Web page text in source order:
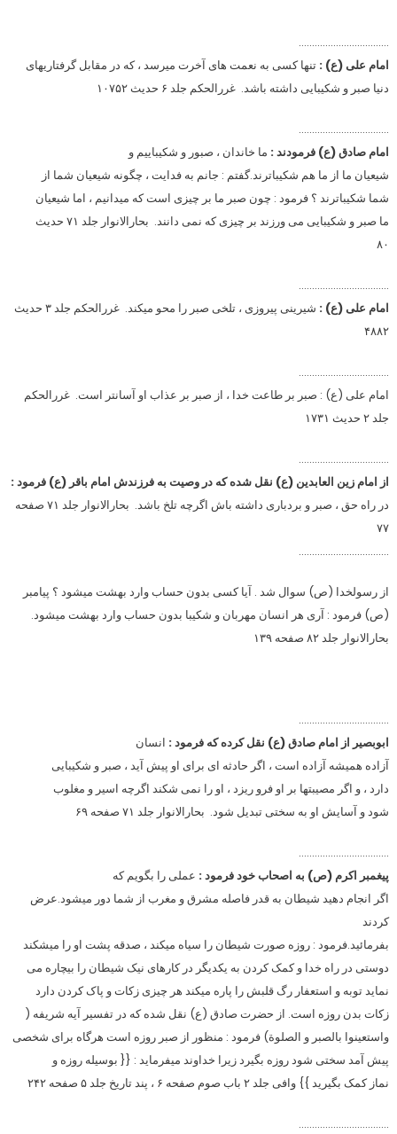
…………………………….
امام علی (ع) : تنها کسی به نعمت های آخرت میرسد ، که در مقابل گرفتاریهای
دنیا صبر و شکیبایی داشته باشد. غررالحکم جلد ۶ حدیث ۱۰۷۵۲
…………………………….
امام صادق (ع) فرمودند : ما خاندان ، صبور و شکیباییم و
شیعیان ما از ما هم شکیباترند.گفتم : جانم به فدایت ، چگونه شیعیان شما از
شما شکیباترند ؟ فرمود : چون صبر ما بر چیزی است که میدانیم ، اما شیعیان
ما صبر و شکیبایی می ورزند بر چیزی که نمی دانند. بحارالانوار جلد ۷۱ حدیث
۸۰
…………………………….
امام علی (ع) :
شیرینی پیروزی ، تلخی صبر را محو میکند. غررالحکم جلد ۳ حدیث
۴۸۸۲
…………………………….
امام علی (ع) : صبر بر طاعت خدا ، از صبر بر عذاب او آسانتر است. غررالحکم
جلد ۲ حدیث ۱۷۳۱
…………………………….
از امام زین العابدین (ع) نقل شده که در وصیت به فرزندش امام باقر (ع) فرمود :
در راه حق ، صبر و بردباری داشته باش اگرچه تلخ باشد. بحارالانوار جلد ۷۱ صفحه
۷۷
…………………………….
از رسولخدا (ص) سوال شد . آیا کسی بدون حساب وارد بهشت میشود ؟ پیامبر
(ص) فرمود : آری هر انسان مهربان و شکیبا بدون حساب وارد بهشت میشود.
بحارالانوار جلد ۸۲ صفحه ۱۳۹
…………………………….
ابوبصیر از امام صادق (ع) نقل کرده که فرمود : انسان
آزاده همیشه آزاده است ، اگر حادثه ای برای او پیش آید ، صبر و شکیبایی
دارد ، و اگر مصیبتها بر او فرو ریزد ، او را نمی شکند اگرچه اسیر و مغلوب
شود و آسایش او به سختی تبدیل شود. بحارالانوار جلد ۷۱ صفحه ۶۹
…………………………….
پیغمبر اکرم (ص) به اصحاب خود فرمود : عملی را بگویم که
اگر انجام دهید شیطان به قدر فاصله مشرق و مغرب از شما دور میشود.عرض
کردند
بفرمائید.فرمود : روزه صورت شیطان را سیاه میکند ، صدقه پشت او را میشکند
دوستی در راه خدا و کمک کردن به یکدیگر در کارهای نیک شیطان را بیچاره می
نماید توبه و استعفار رگ قلبش را پاره میکند هر چیزی زکات و پاک کردن دارد
زکات بدن روزه است. از حضرت صادق (ع) نقل شده که در تفسیر آیه شریفه (
واستعینوا بالصبر و الصلوة) فرمود : منظور از صبر روزه است هرگاه برای شخصی
پیش آمد سختی شود روزه بگیرد زیرا خداوند میفرماید : {{ بوسیله روزه و
نماز کمک بگیرید }} وافی جلد ۲ باب صوم صفحه ۶ ، پند تاریخ جلد ۵ صفحه ۲۴۲
…………………………….